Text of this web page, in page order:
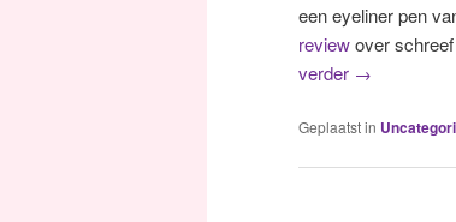
een eyeliner pen
reviewover schreef
verder →
Geplaatst in